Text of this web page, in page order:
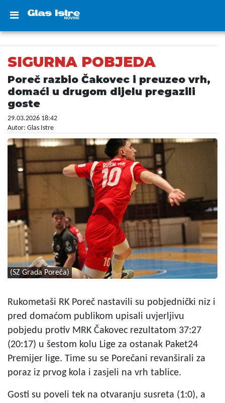
SIGURNA POBJEDA
Poreč razbio Čakovec i preuzeo vrh,
domaći u drugom dijelu pregazili
goste
29.03.2026 18:42
Autor: Glas Istre
(SZ Grada Poreča)
Rukometaši RK Poreč nastavili su pobjednički niz i
pred domaćom publikom upisali uvjerljivu
pobjedu protiv MRK Čakovec rezultatom 37:27
(20:17) u šestom kolu Lige za ostanak Paket24
Premijer lige. Time su se Porečani revanširali za
poraz iz prvog kola i zasjeli na vrh tablice.
Gosti su poveli tek na otvaranju susreta (1:0), a